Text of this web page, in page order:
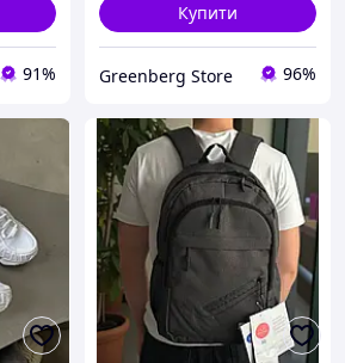
91%
Купити
Greenberg Store 96%